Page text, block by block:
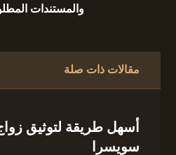
والمستندات
مقالات ذات صلة
أسهل طريقة لتوثيق
سويسرا